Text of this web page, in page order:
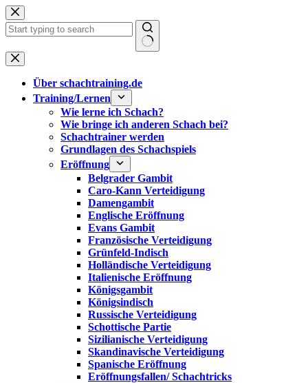
Zum
Inhalt
springen
Keine
Ergebnisse
Über schachtraining.de
Training/Lernen
Wie lerne ich Schach?
Wie bringe ich anderen Schach bei?
Schachtrainer werden
Grundlagen des Schachspiels
Eröffnung
Belgrader Gambit
Caro-Kann Verteidigung
Damengambit
Englische Eröffnung
Evans Gambit
Französische Verteidigung
Grünfeld-Indisch
Holländische Verteidigung
Italienische Eröffnung
Königsgambit
Königsindisch
Russische Verteidigung
Schottische Partie
Sizilianische Verteidigung
Skandinavische Verteidigung
Spanische Eröffnung
Eröffnungsfallen/ Schachtricks